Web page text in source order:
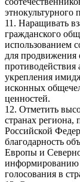
этнокультурного
11. Наращивать
гражданского
использованием
для продвижения
противодействия
укрепления
исконных
ценностей.
12. Отметить
странах региона,
Российской
благодарность
Европы и
информированию
голосования в